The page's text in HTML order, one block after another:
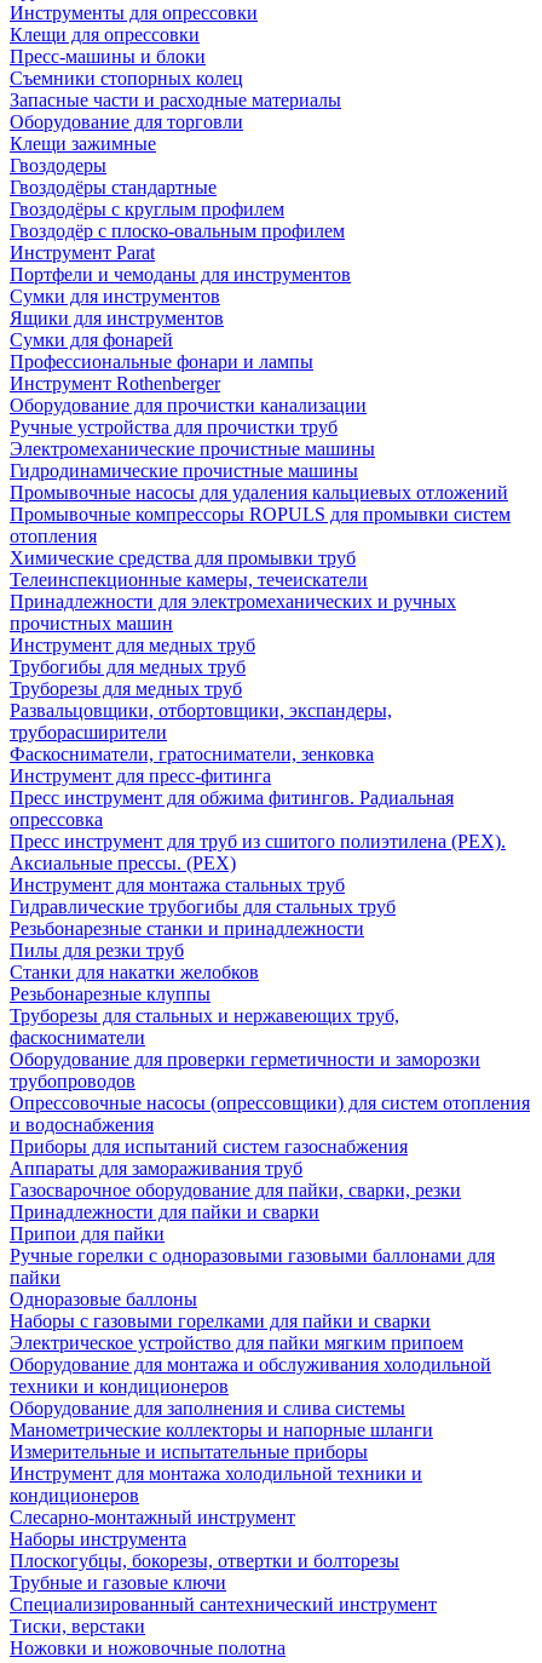
Инструменты для опрессовки
Клещи для опрессовки
Пресс-машины и блоки
Съемники стопорных колец
Запасные части и расходные материалы
Оборудование для торговли
Клещи зажимные
Гвоздодеры
Гвоздодёры стандартные
Гвоздодёры с круглым профилем
Гвоздодёр с плоско-овальным профилем
Инструмент Parat
Портфели и чемоданы для инструментов
Сумки для инструментов
Ящики для инструментов
Сумки для фонарей
Профессиональные фонари и лампы
Инструмент Rothenberger
Оборудование для прочистки канализации
Ручные устройства для прочистки труб
Электромеханические прочистные машины
Гидродинамические прочистные машины
Промывочные насосы для удаления кальциевых отложений
Промывочные компрессоры ROPULS для промывки систем
отопления
Химические средства для промывки труб
Телеинспекционные камеры, течеискатели
Принадлежности для электромеханических и ручных
прочистных машин
Инструмент для медных труб
Трубогибы для медных труб
Труборезы для медных труб
Развальцовщики, отбортовщики, экспандеры,
труборасширители
Фаскосниматели, гратосниматели, зенковка
Инструмент для пресс-фитинга
Пресс инструмент для обжима фитингов. Радиальная
опрессовка
Пресс инструмент для труб из сшитого полиэтилена (PEX).
Аксиальные прессы. (PEX)
Инструмент для монтажа стальных труб
Гидравлические трубогибы для стальных труб
Резьбонарезные станки и принадлежности
Пилы для резки труб
Станки для накатки желобков
Резьбонарезные клуппы
Труборезы для стальных и нержавеющих труб,
фаскосниматели
Оборудование для проверки герметичности и заморозки
трубопроводов
Опрессовочные насосы (опрессовщики) для систем отопления
и водоснабжения
Приборы для испытаний систем газоснабжения
Аппараты для замораживания труб
Газосварочное оборудование для пайки, сварки, резки
Принадлежности для пайки и сварки
Припои для пайки
Ручные горелки с одноразовыми газовыми баллонами для
пайки
Одноразовые баллоны
Наборы с газовыми горелками для пайки и сварки
Электрическое устройство для пайки мягким припоем
Оборудование для монтажа и обслуживания холодильной
техники и кондиционеров
Оборудование для заполнения и слива системы
Манометрические коллекторы и напорные шланги
Измерительные и испытательные приборы
Инструмент для монтажа холодильной техники и
кондиционеров
Слесарно-монтажный инструмент
Наборы инструмента
Плоскогубцы, бокорезы, отвертки и болторезы
Трубные и газовые ключи
Специализированный сантехнический инструмент
Тиски, верстаки
Ножовки и ножовочные полотна